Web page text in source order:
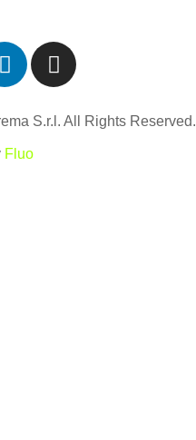
S.r.l. All Rights Reserved.
Fluo